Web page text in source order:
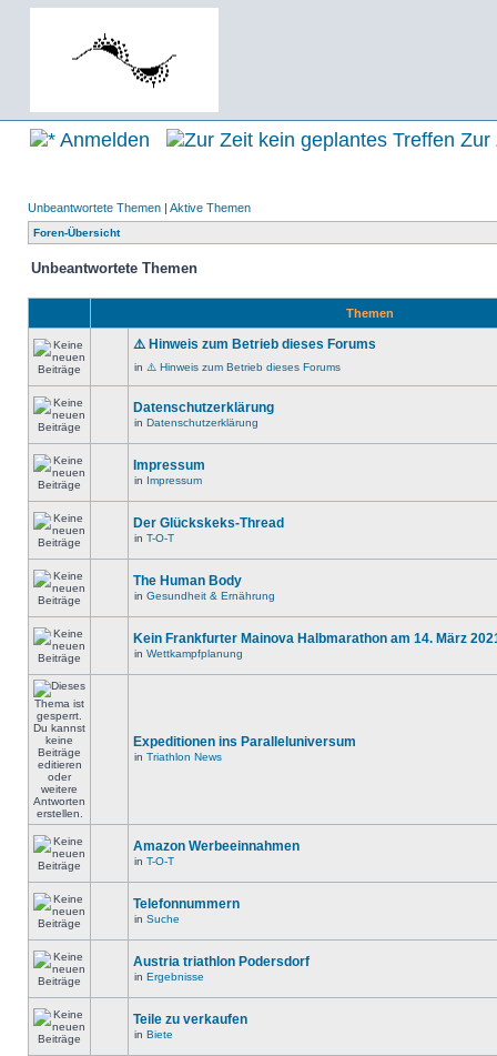
Anmelden Zur
Unbeantwortete Themen | Aktive Themen
Foren-Übersicht
Unbeantwortete Themen
Themen
⚠️ Hinweis zum Betrieb dieses Forums
in ⚠️ Hinweis zum Betrieb dieses Forums
Datenschutzerklärung
in Datenschutzerklärung
Impressum
in Impressum
Der Glückskeks-Thread
in T-O-T
The Human Body
in Gesundheit & Ernährung
Kein Frankfurter Mainova Halbmarathon am 14. März
in Wettkampfplanung
Expeditionen ins Paralleluniversum
in Triathlon News
Amazon Werbeeinnahmen
in T-O-T
Telefonnummern
in Suche
Austria triathlon Podersdorf
in Ergebnisse
Teile zu verkaufen
in Biete